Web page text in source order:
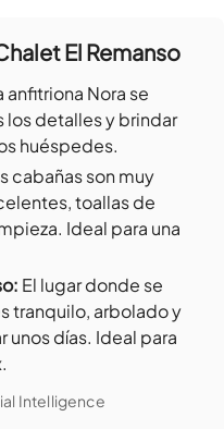
El Remanso
anfitriona Nora se
los detalles y brindar
huéspedes.
cabañas son muy
toallas de
Ideal para una
: El lugar donde se
tranquilo, arbolado y
días. Ideal para
Intelligence